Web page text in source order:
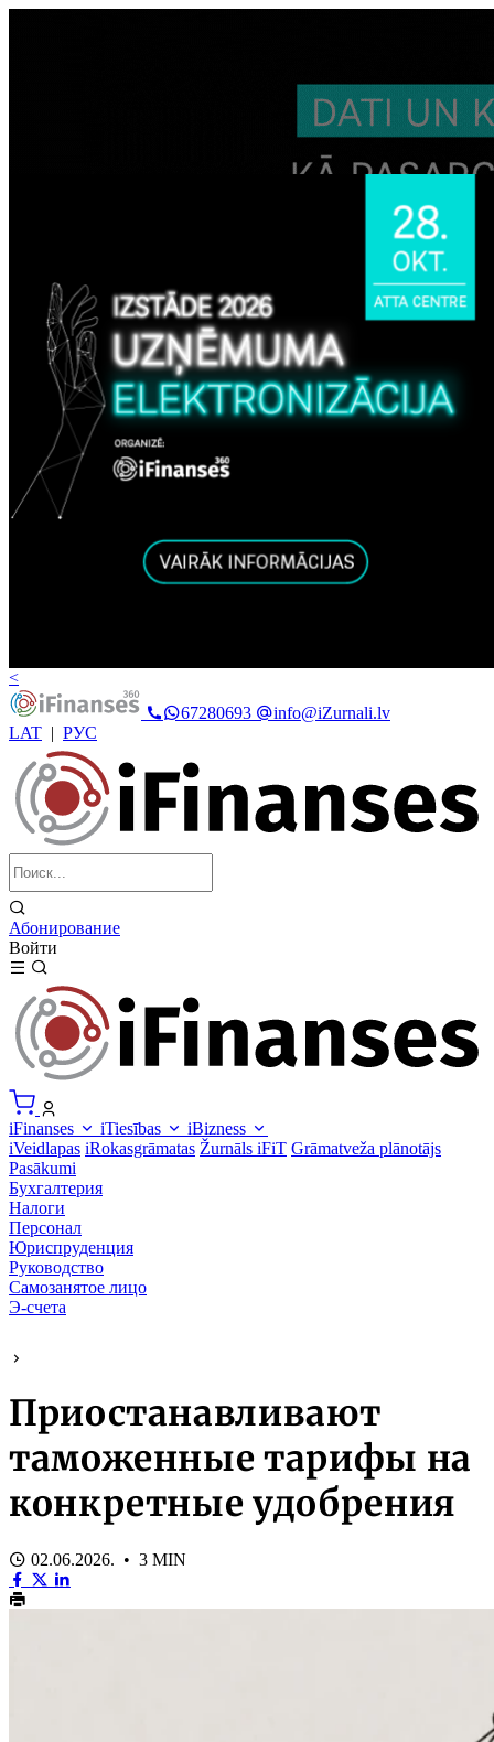
<
67280693
info@iZurnali.lv
LAT | РУС
Абонирование
Войти
iFinanses iTiesības
iBizness
iVeidlapas iRokasgrāmatas Žurnāls iFiT Grāmatveža plānotājs
Pasākumi
Бухгалтерия
Налоги
Персонал
Юриспруденция
Руководство
Самозанятое лицо
Э-счета
Приостанавливают
таможенные тарифы на
конкретные удобрения
02.06.2026. • 3 MIN